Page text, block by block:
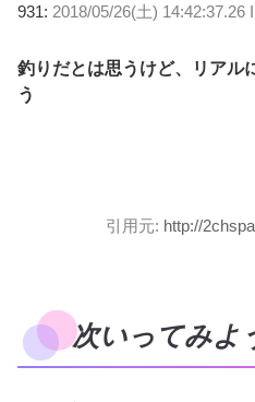
931: 2018/05/26(土) 14:42:37.26
釣りだとは思うけど、リアル
う
引用元: http://
次いってみよ